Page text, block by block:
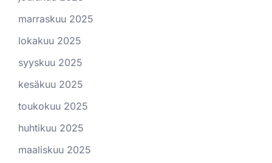
marraskuu 2025
lokakuu 2025
syyskuu 2025
kesäkuu 2025
toukokuu 2025
huhtikuu 2025
maaliskuu 2025